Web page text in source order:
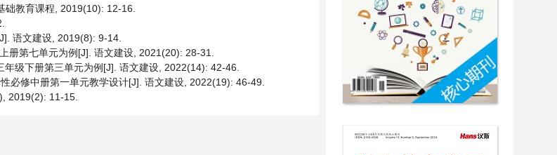
教育课程, 2019(10): 12-16.
语文建设, 2019(8): 9-14.
第七单元为例[J]. 语文建设, 2021(20): 28-31.
级下册第三单元为例[J]. 语文建设, 2022(14): 42-46.
修中册第一单元教学设计[J]. 语文建设, 2022(19): 46-49.
2019(2): 11-15.